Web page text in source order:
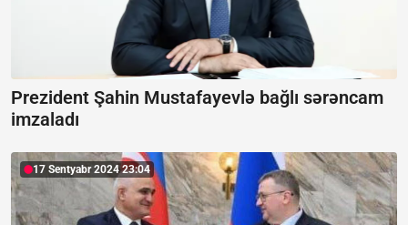
Prezident Şahin Mustafayevlə bağlı sərəncam
imzaladı
17 Sentyabr 2024 23:04